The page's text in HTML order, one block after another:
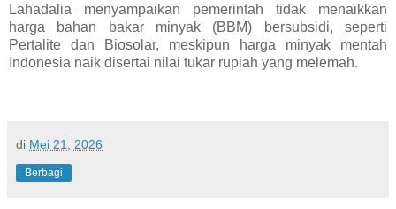
Lahadalia menyampaikan pemerintah tidak menaikkan
harga bahan bakar minyak (BBM) bersubsidi, seperti
Pertalite dan Biosolar, meskipun harga minyak mentah
Indonesia naik disertai nilai tukar rupiah yang melemah.
di Mei 21, 2026
Berbagi